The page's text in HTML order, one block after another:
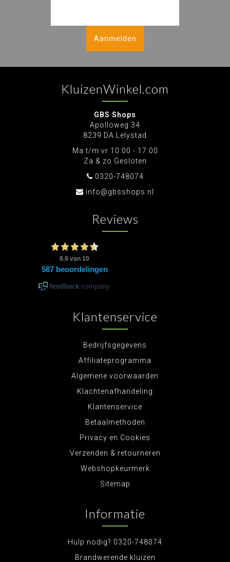
Aanmelden
KluizenWinkel.com
GBS Shops
Apolloweg 34
8239 DA Lelystad
Ma t/m vr 10:00 - 17:00
Za & zo Gesloten
0320-748074
info@gbsshops.nl
Reviews
Klantenservice
Bedrijfsgegevens
Affiliateprogramma
Algemene voorwaarden
Klachtenafhandeling
Klantenservice
Betaalmethoden
Privacy en Cookies
Verzenden & retourneren
Webshopkeurmerk
Sitemap
Informatie
Hulp nodig? 0320-748074
Brandwerende kluizen